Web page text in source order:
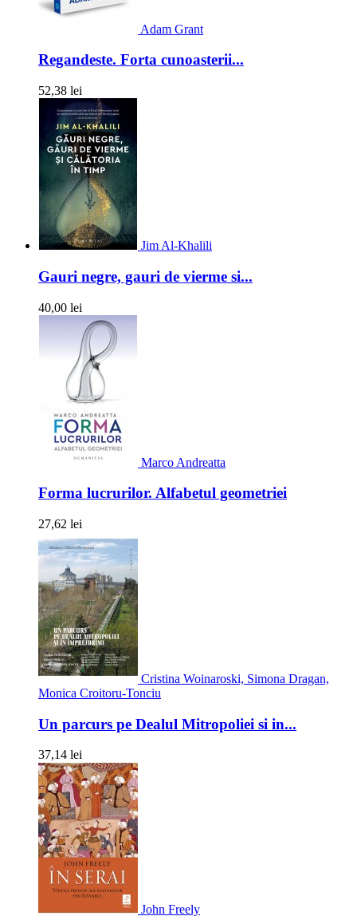
Adam Grant
Regandeste. Forta cunoasterii...
52,38 lei
Jim Al-Khalili
Gauri negre, gauri de vierme si...
40,00 lei
Marco Andreatta
Forma lucrurilor. Alfabetul geometriei
27,62 lei
Cristina Woinaroski, Simona Dragan,
Monica Croitoru-Tonciu
Un parcurs pe Dealul Mitropoliei si in...
37,14 lei
John Freely